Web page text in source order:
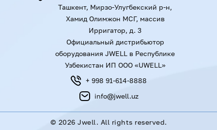
Ташкент, Мирзо-Улугбекский р-н,
Хамид Олимжон МСГ, массив
Ирригатор, д. 3
Официальный дистрибьютор
оборудования JWELL в Республике
Узбекистан ИП ООО «UWELL»
+ 998 91-614-8888
info@jwell.uz
© 2026 Jwell. All rights reserved.